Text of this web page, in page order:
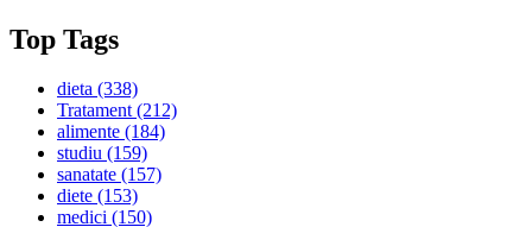
Top Tags
dieta (338)
Tratament(212)
alimente (184)
studiu (159)
sanatate (157)
diete (153)
medici (150)